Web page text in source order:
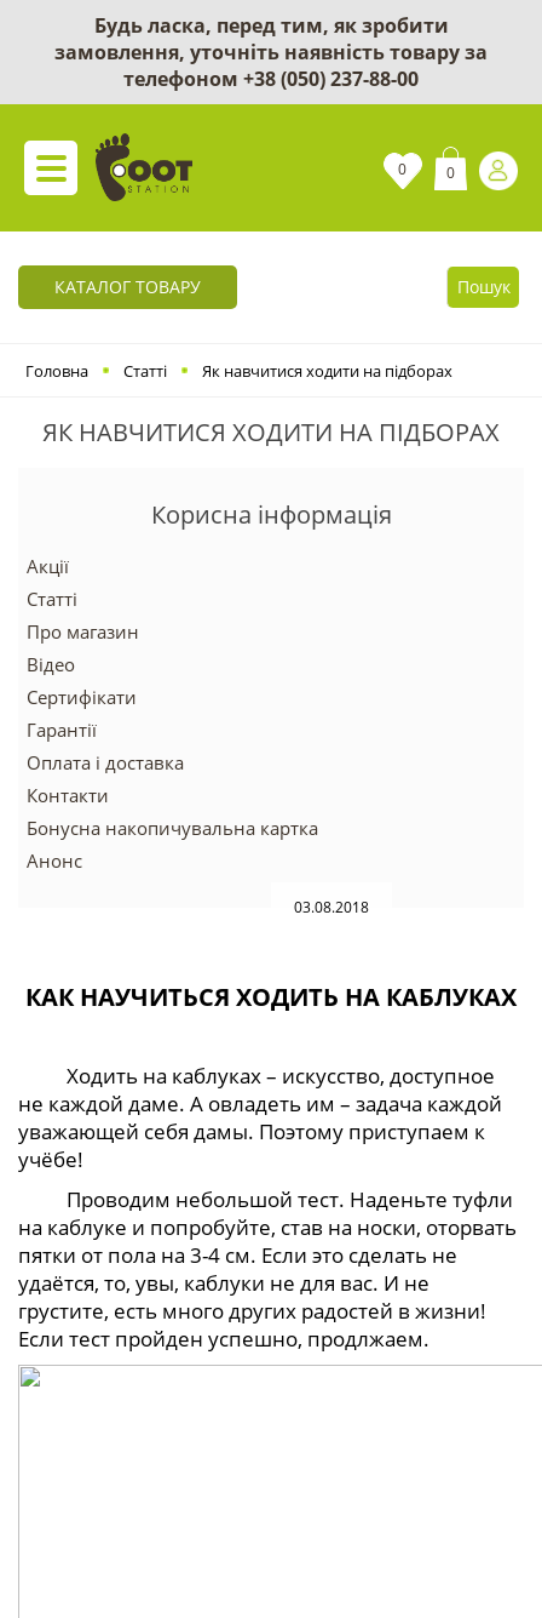
Будь ласка, перед тим, як зробити
замовлення, уточніть наявність товару за
телефоном +38 (050) 237-88-00
0 0
КАТАЛОГ ТОВАРУ Пошук
Головна Статті Як навчитися ходити на підборах
ЯК НАВЧИТИСЯ ХОДИТИ НА ПІДБОРАХ
Корисна інформація
Акції
Статті
Про магазин
Відео
Сертифікати
Гарантії
Оплата і доставка
Контакти
Бонусна накопичувальна картка
Анонс
03.08.2018
КАК НАУЧИТЬСЯ ХОДИТЬ НА КАБЛУКАХ
Ходить на каблуках – искусство, доступное
не каждой даме. А овладеть им – задача каждой
уважающей себя дамы. Поэтому приступаем к
учёбе!
Проводим небольшой тест. Наденьте туфли
на каблуке и попробуйте, став на носки, оторвать
пятки от пола на 3-4 см. Если это сделать не
удаётся, то, увы, каблуки не для вас. И не
грустите, есть много других радостей в жизни!
Если тест пройден успешно, продлжаем.